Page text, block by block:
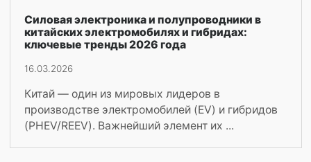
Силовая электроника и полупроводники в
китайских электромобилях и гибридах:
ключевые тренды 2026 года
16.03.2026
Китай — один из мировых лидеров в
производстве электромобилей (EV) и гибридов
(PHEV/REEV). Важнейший элемент их ...